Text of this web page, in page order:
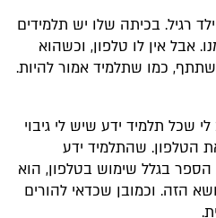
רגיל. בכיתה שלו יש תלמידים
אבל אין לו טלפון, וכשהוא
כמו שתלמיד אמור להיות.
שכל תלמיד ידע שיש לי גיבוי
הטלפון. שהתלמיד ידע
הספר בגלל שימוש בטלפון, הוא
הזה.​ וכמובן שכדאי להורים